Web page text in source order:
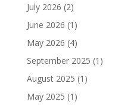
July 2026 (2)
June 2026 (1)
May 2026 (4)
September 2025 (1)
August 2025 (1)
May 2025 (1)